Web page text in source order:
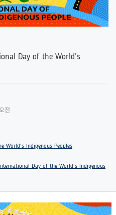
Day of the World’s
전
World’s Indigenous Peoples
Day of the World’s Indigenous